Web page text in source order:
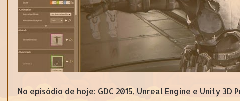
No episódio de hoje: GDC 2015, Unreal Engine e Unity